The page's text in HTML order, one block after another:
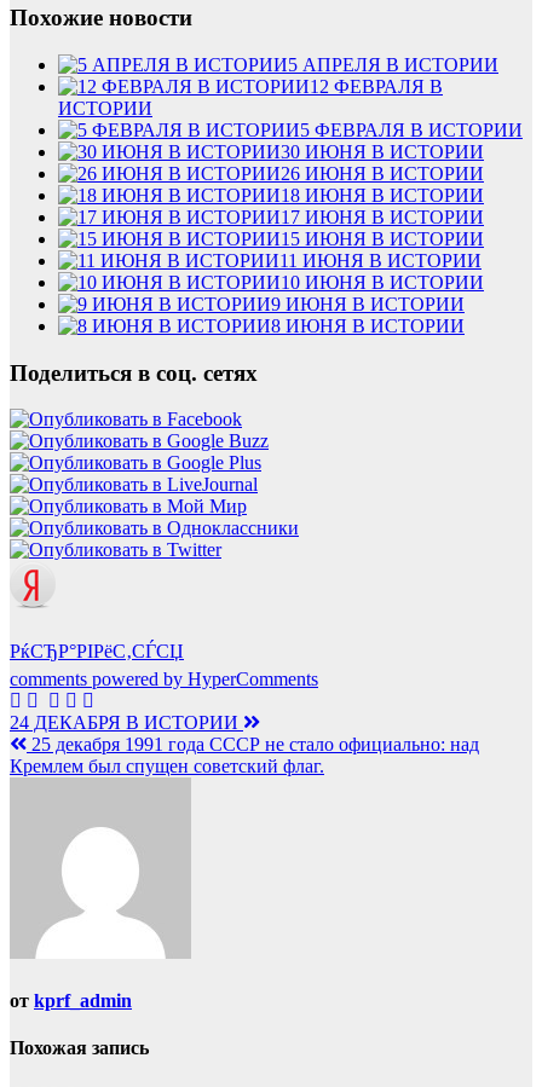
Похожие новости
5 АПРЕЛЯ В ИСТОРИИ
12 ФЕВРАЛЯ В
ИСТОРИИ
5 ФЕВРАЛЯ В ИСТОРИИ
30 ИЮНЯ В ИСТОРИИ
26 ИЮНЯ В ИСТОРИИ
18 ИЮНЯ В ИСТОРИИ
17 ИЮНЯ В ИСТОРИИ
15 ИЮНЯ В ИСТОРИИ
11 ИЮНЯ В ИСТОРИИ
10 ИЮНЯ В ИСТОРИИ
9 ИЮНЯ В ИСТОРИИ
8 ИЮНЯ В ИСТОРИИ
Поделиться в соц. сетях
РќСЂР°РІРёС‚СЃСЏ
comments powered by HyperComments
Навигация
по
24 ДЕКАБРЯ В ИСТОРИИ
25 декабря 1991 года СССР не стало официально: над
Кремлем был спущен советский флаг.
от kprf_admin
Похожая запись